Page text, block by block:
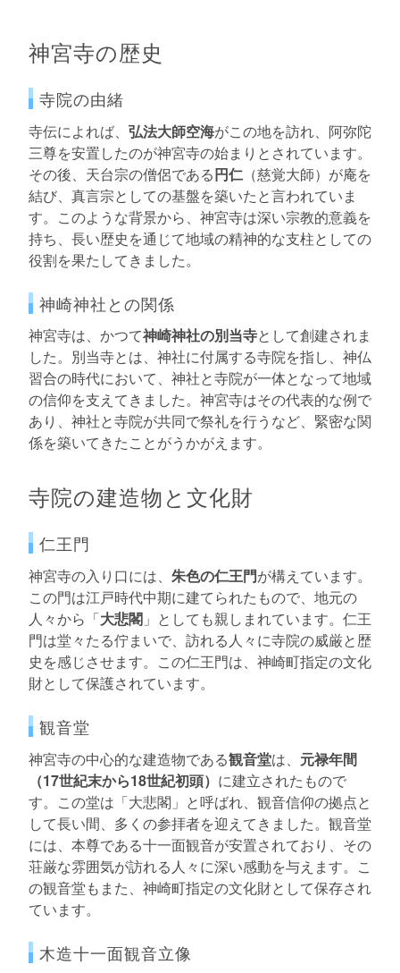
神宮寺の歴史
寺院の由緒
寺伝によれば、 弘法大師空海がこの地を訪れ、阿弥陀
三尊を安置したのが神宮寺の始まりとされています。
その後、天台宗の僧侶である円仁 （慈覚大師）が庵を
結び、真言宗としての基盤を築いたと言われていま
す。このような背景から、神宮寺は深い宗教的意義を
持ち、長い歴史を通じて地域の精神的な支柱としての
役割を果たしてきました。
神崎神社との関係
神宮寺は、かつて神崎神社の別当寺として創建されま
した。別当寺とは、神社に付属する寺院を指し、神仏
習合の時代において、神社と寺院が一体となって地域
の信仰を支えてきました。神宮寺はその代表的な例で
あり、神社と寺院が共同で祭礼を行うなど、緊密な関
係を築いてきたことがうかがえます。
寺院の建造物と文化財
仁王門
神宮寺の入り口には、 朱色の仁王門が構えています。
この門は江戸時代中期に建てられたもので、地元の
人々から「大悲閣 」としても親しまれています。仁王
門は堂々たる佇まいで、訪れる人々に寺院の威厳と歴
史を感じさせます。この仁王門は、神崎町指定の文化
財として保護されています。
観音堂
神宮寺の中心的な建造物である観音堂は、 元禄年間
（17世紀末から18世紀初頭） に建立されたもので
す。この堂は「大悲閣」と呼ばれ、観音信仰の拠点と
して長い間、多くの参拝者を迎えてきました。観音堂
には、本尊である十一面観音が安置されており、その
荘厳な雰囲気が訪れる人々に深い感動を与えます。こ
の観音堂もまた、神崎町指定の文化財として保存され
ています。
木造十一面観音立像